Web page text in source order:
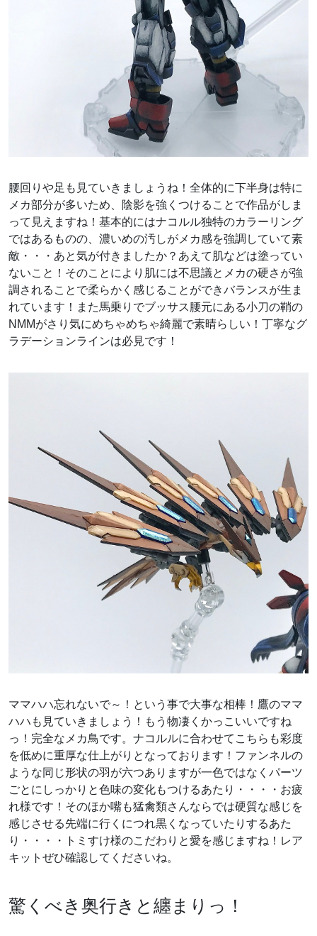
腰回りや足も見ていきましょうね！全体的に下半身は特に
メカ部分が多いため、陰影を強くつけることで作品がしま
って見えますね！基本的にはナコルル独特のカラーリング
ではあるものの、濃いめの汚しがメカ感を強調していて素
敵・・・あと気が付きましたか？あえて肌などは塗ってい
ないこと！そのことにより肌には不思議とメカの硬さが強
調されることで柔らかく感じることができバランスが生ま
れています！また馬乗りでブッサス腰元にある小刀の鞘の
NMMがさり気にめちゃめちゃ綺麗で素晴らしい！丁寧なグ
ラデーションラインは必見です！
ママハハ忘れないで～！という事で大事な相棒！鷹のママ
ハハも見ていきましょう！もう物凄くかっこいいですね
っ！完全なメカ鳥です。ナコルルに合わせてこちらも彩度
を低めに重厚な仕上がりとなっております！ファンネルの
ような同じ形状の羽が六つありますが一色ではなくパーツ
ごとにしっかりと色味の変化もつけるあたり・・・・お疲
れ様です！そのほか嘴も猛禽類さんならでは硬質な感じを
感じさせる先端に行くにつれ黒くなっていたりするあた
り・・・・トミすけ様のこだわりと愛を感じますね！レア
キットぜひ確認してくださいね。
驚くべき奥行きと纏まりっ！